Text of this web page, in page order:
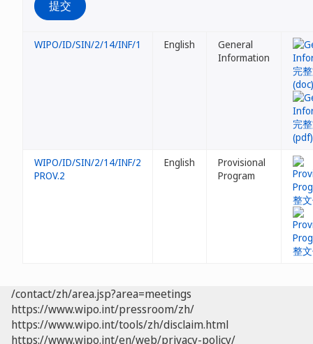
WIPO/ID/SIN/2/14/INF/1 English
General
Information
WIPO/ID/SIN/2/14/INF/2
PROV.2
English
Provisional
Program
/contact/zh/area.jsp?area=meetings
https://www.wipo.int/pressroom/zh/
https://www.wipo.int/tools/zh/disclaim.html
https://www.wipo.int/en/web/privacy-policy/